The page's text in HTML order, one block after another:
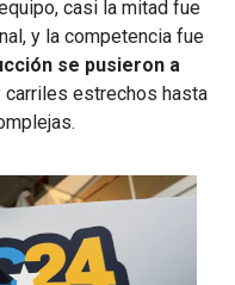
casi la mitad fue
y la competencia fue
se pusieron a
estrechos hasta